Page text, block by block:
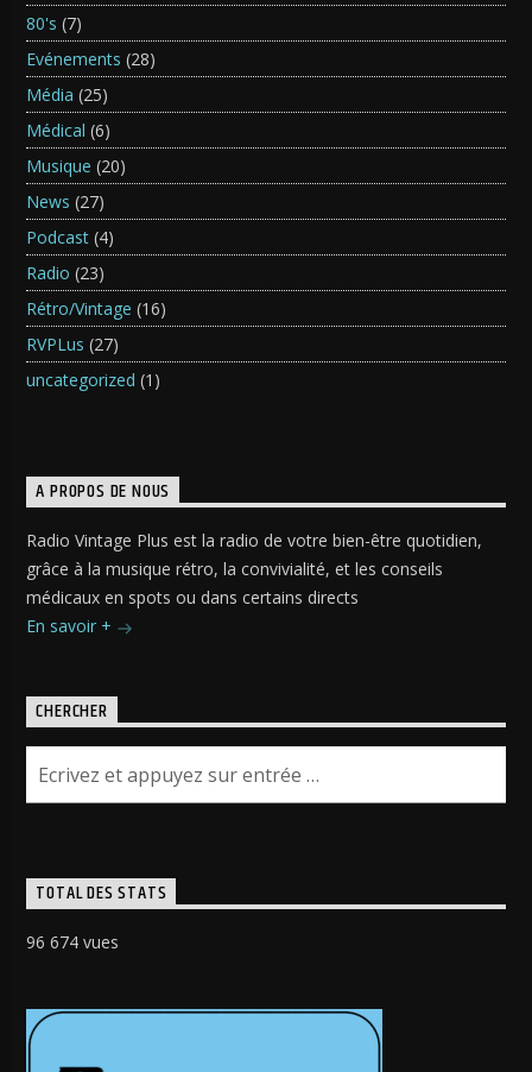
80's (7)
Evénements (28)
Média (25)
Médical (6)
Musique (20)
News (27)
Podcast (4)
Radio (23)
Rétro/Vintage (16)
RVPLus (27)
uncategorized (1)
A PROPOS DE NOUS
Radio Vintage Plus est la radio de votre bien-être quotidien,
grâce à la musique rétro, la convivialité, et les conseils
médicaux en spots ou dans certains directs
En savoir +
CHERCHER
TOTAL DES STATS
96 674 vues